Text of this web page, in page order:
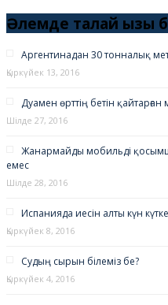
Әлемде талай қызық
Аргентинадан 30 тонналық
Қыркүйек 13, 2016
Дуамен өрттің бетін қайтарған
Шілде 27, 2016
Жанармайды мобильді
емес
Шілде 28, 2016
Испанияда иесін алты күн
Қыркүйек 8, 2016
Судың сырын білеміз бе?
Қыркүйек 4, 2016